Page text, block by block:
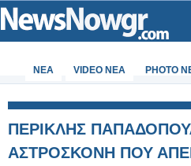
ΝΕΑ VIDEO NEA PHOTO
ΠΕΡΙΚΛΗΣ
ΑΣΤΡΟΣΚΟΝΗ ΠΟΥ